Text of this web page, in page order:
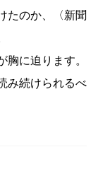
たのか、〈新聞
胸に迫ります。
み続けられるべ